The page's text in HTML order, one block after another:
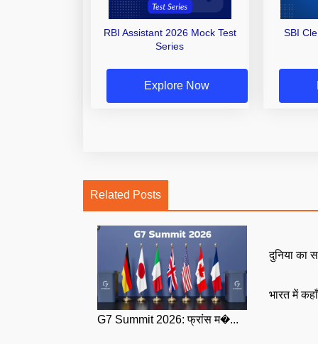
RBI Assistant 2026 Mock Test
Series
Explore Now
SBI
Related Posts
G7 Summit 2026: फ्रांस म�...
दुनिया का
भारत में